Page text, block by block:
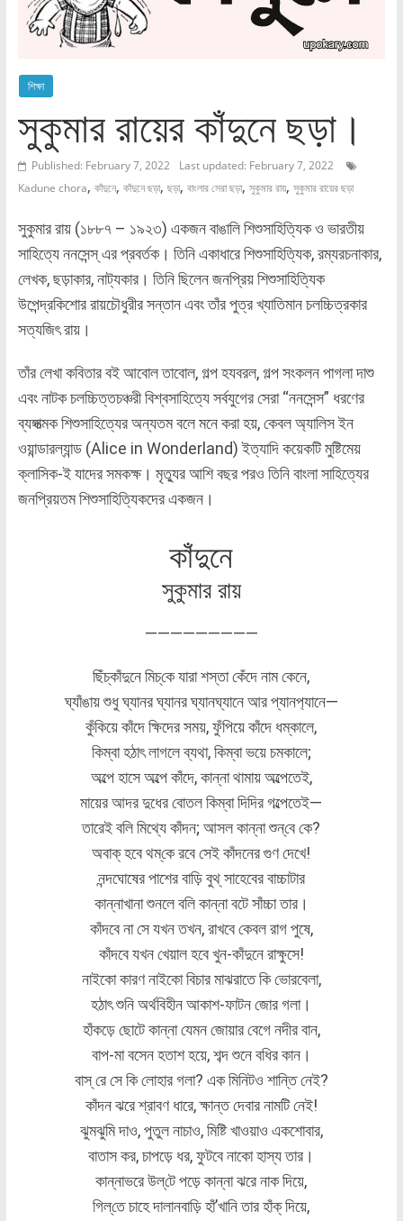
শিক্ষা
সুকুমার রায়ের কাঁদুনে ছড়া।
Published: February 7, 2022
Last updated: February 7, 2022
Kadune chora, কাঁদুনে, কাঁদুনে ছড়া, ছড়া, বাংলার সেরা ছড়া, সুকুমার রায়, সুকুমার রায়ের ছড়া
সুকুমার রায় (১৮৮৭ – ১৯২৩) একজন বাঙালি শিশুসাহিত্যিক ও ভারতীয়
সাহিত্যে ননসেন্স্ এর প্রবর্তক। তিনি একাধারে শিশুসাহিত্যিক, রম্যরচনাকার,
লেখক, ছড়াকার, নাট্যকার। তিনি ছিলেন জনপ্রিয় শিশুসাহিত্যিক
উপেন্দ্রকিশোর রায়চৌধুরীর সন্তান এবং তাঁর পুত্র খ্যাতিমান চলচ্চিত্রকার
সত্যজিৎ রায়।
তাঁর লেখা কবিতার বই আবোল তাবোল, গল্প হযবরল, গল্প সংকলন পাগলা দাশু
এবং নাটক চলচ্চিত্তচঞ্চরী বিশ্বসাহিত্যে সর্বযুগের সেরা “ননসেন্স” ধরণের
ব্যঙ্গাত্মক শিশুসাহিত্যের অন্যতম বলে মনে করা হয়, কেবল অ্যালিস ইন
ওয়ান্ডারল্যান্ড (Alice in Wonderland) ইত্যাদি কয়েকটি মুষ্টিমেয়
ক্লাসিক-ই যাদের সমকক্ষ। মৃত্যুর আশি বছর পরও তিনি বাংলা সাহিত্যের
জনপ্রিয়তম শিশুসাহিত্যিকদের একজন।
কাঁদুনে
সুকুমার রায়
—————————
ছিঁচ্কাঁদুনে মিচ্‌কে যারা শস্তা কেঁদে নাম কেনে,
ঘ্যাঁঙায় শুধু ঘ্যানর ঘ্যানর ঘ্যানঘ্যানে আর প্যানপ‌্যানে—
কুঁকিয়ে কাঁদে ক্ষিদের সময়, ফুঁপিয়ে কাঁদে ধম্‌কালে,
কিম্বা হঠাৎ লাগলে ব্যথা, কিম্বা ভয়ে চমকালে;
অল্পে হাসে অল্পে কাঁদে, কান্না থামায় অল্পেতেই,
মায়ের আদর দুধের বোতল কিম্বা দিদির গল্পেতেই—
তারেই বলি মিথ্যে কাঁদন; আসল কান্না শুন্‌বে কে?
অবাক্‌ হবে থম্‌কে রবে সেই কাঁদনের গুণ দেখে!
নন্দঘোষের পাশের বাড়ি বুথ্ সাহেবের বাচ্চাটার
কান্নাখানা শুনলে বলি কান্না বটে সাঁচ্চা তার।
কাঁদবে না সে যখন তখন, রাখবে কেবল রাগ পুষে,
কাঁদবে যখন খেয়াল হবে খুন-কাঁদুনে রাক্ষুসে!
নাইকো কারণ নাইকো বিচার মাঝরাতে কি ভোরবেলা,
হঠাৎ শুনি অর্থবিহীন আকাশ-ফাটন জোর গলা।
হাঁকড়ে ছোটে কান্না যেমন জোয়ার বেগে নদীর বান,
বাপ-মা বসেন হতাশ হয়ে, শব্দ শুনে বধির কান।
বাস্‌ রে সে কি লোহার গলা? এক মিনিটও শান্তি নেই?
কাঁদন ঝরে শ্রাবণ ধারে, ক্ষান্ত দেবার নামটি নেই!
ঝুমঝুমি দাও, পুতুল নাচাও, মিষ্টি খাওয়াও একশোবার,
বাতাস কর, চাপড়ে ধর, ফুটবে নাকো হাস্য তার।
কান্নাভরে উল্‌টে পড়ে কান্না ঝরে নাক দিয়ে,
গিল্‌তে চাহে দালানবাড়ি হাঁ’খানি তার হাঁক্ দিয়ে,